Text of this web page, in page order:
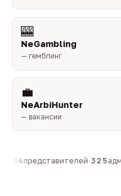
🎰
NeGambling
— гемблинг
💼
NeArbiHunter
— вакансии
804представителей·325